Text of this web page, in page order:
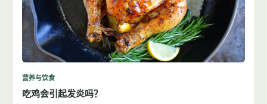
营养与饮食
吃鸡会引起发炎吗？